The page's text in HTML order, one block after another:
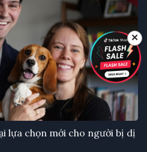
lựa chọn mới cho người bị dị
✕